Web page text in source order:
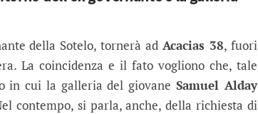
della Sotelo, tornerà adAcacias 38, fuori
La coincidenza e il fato vogliono che, tale
in cui la galleria del giovane Samuel Alday
contempo, si parla, anche, della richiesta di